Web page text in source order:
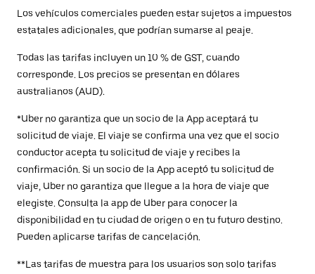
Los vehículos comerciales pueden estar sujetos a impuestos
estatales adicionales, que podrían sumarse al peaje.
Todas las tarifas incluyen un 10 % de GST, cuando
corresponde. Los precios se presentan en dólares
australianos (AUD).
*Uber no garantiza que un socio de la App aceptará tu
solicitud de viaje. El viaje se confirma una vez que el socio
conductor acepta tu solicitud de viaje y recibes la
confirmación. Si un socio de la App aceptó tu solicitud de
viaje, Uber no garantiza que llegue a la hora de viaje que
elegiste. Consulta la app de Uber para conocer la
disponibilidad en tu ciudad de origen o en tu futuro destino.
Pueden aplicarse tarifas de cancelación.
**Las tarifas de muestra para los usuarios son solo tarifas